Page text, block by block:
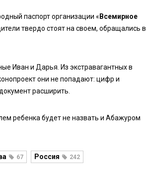
паспорт организации « Всемирное
твердо стоят на своем, обращались в
Иван и Дарья. Из экстравагантных в
они не попадают: цифр и
расширить.
ребенка будет не назвать и Абажуром
67 Россия 242